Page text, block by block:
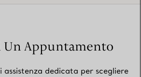
Un Appuntamento
assistenza dedicata per scegliere